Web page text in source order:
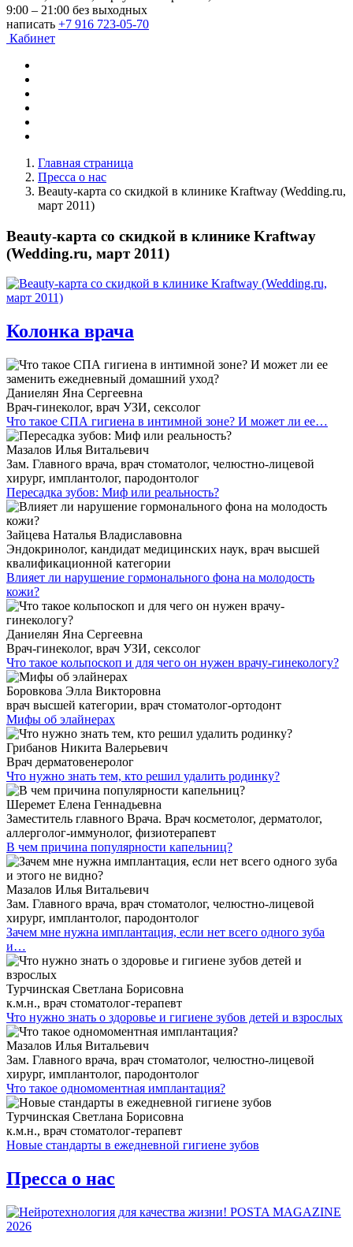
9:00 – 21:00 без выходных
написать +7 916 723-05-70
Кабинет
Главная страница
Пресса о нас
Beauty-карта со скидкой в клинике Kraftway (Wedding.ru,
март 2011)
Beauty-карта со скидкой в клинике Kraftway
(Wedding.ru, март 2011)
Колонка врача
Даниелян Яна Сергеевна
Врач-гинеколог, врач УЗИ, сексолог
Что такое СПА гигиена в интимной зоне? И может ли ее…
Мазалов Илья Витальевич
Зам. Главного врача, врач стоматолог, челюстно-лицевой
хирург, имплантолог, пародонтолог
Пересадка зубов: Миф или реальность?
Зайцева Наталья Владиславовна
Эндокринолог, кандидат медицинских наук, врач высшей
квалификационной категории
Влияет ли нарушение гормонального фона на молодость
кожи?
Даниелян Яна Сергеевна
Врач-гинеколог, врач УЗИ, сексолог
Что такое кольпоскоп и для чего он нужен врачу-гинекологу?
Боровкова Элла Викторовна
врач высшей категории, врач стоматолог-ортодонт
Мифы об элайнерах
Грибанов Никита Валерьевич
Врач дерматовенеролог
Что нужно знать тем, кто решил удалить родинку?
Шеремет Елена Геннадьевна
Заместитель главного Врача. Врач косметолог, дерматолог,
аллерголог-иммунолог, физиотерапевт
В чем причина популярности капельниц?
Мазалов Илья Витальевич
Зам. Главного врача, врач стоматолог, челюстно-лицевой
хирург, имплантолог, пародонтолог
Зачем мне нужна имплантация, если нет всего одного зуба
и…
Турчинская Светлана Борисовна
к.м.н., врач стоматолог-терапевт
Что нужно знать о здоровье и гигиене зубов детей и взрослых
Мазалов Илья Витальевич
Зам. Главного врача, врач стоматолог, челюстно-лицевой
хирург, имплантолог, пародонтолог
Что такое одномоментная имплантация?
Турчинская Светлана Борисовна
к.м.н., врач стоматолог-терапевт
Новые стандарты в ежедневной гигиене зубов
Пресса о нас